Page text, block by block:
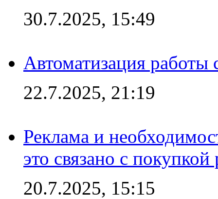
30.7.2025, 15:49
Автоматизация работы
22.7.2025, 21:19
Реклама и
это связано с покупкой
20.7.2025, 15:15